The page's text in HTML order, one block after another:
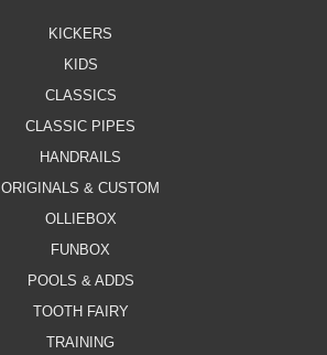
KICKERS
KIDS
CLASSICS
CLASSIC PIPES
HANDRAILS
ORIGINALS & CUSTOM
OLLIEBOX
FUNBOX
POOLS & ADDS
TOOTH FAIRY
TRAINING